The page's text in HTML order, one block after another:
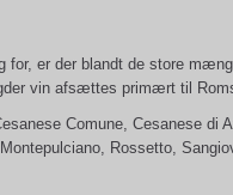
er der blandt de store
vin afsættes primært til
Comune, Cesanese
Rossetto,